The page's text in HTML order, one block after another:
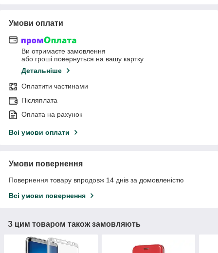
Умови оплати
Ви отримаєте замовлення
або гроші повернуться на вашу картку
Детальніше
Оплатити частинами
Післяплата
Оплата на рахунок
Всі умови оплати
Умови повернення
Повернення товару впродовж 14 днів за домовленістю
Всі умови повернення
З цим товаром також замовляють